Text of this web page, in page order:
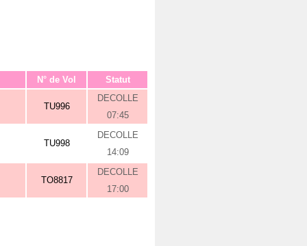
N° de Vol Statut
TU996
DECOLLE
07:45
TU998
DECOLLE
14:09
TO8817
DECOLLE
17:00